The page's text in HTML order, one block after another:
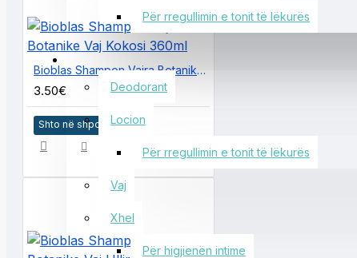
Për rregullimin e tonit të lëkurës
Deodorant
Locion
Për rregullimin e tonit të lëkurës
Vaj
Xhel
Për higjienën intime
Bioblas Shampon Vajra Botanike Vaj Kokosi 360ml
3.50€
Shto në shportë